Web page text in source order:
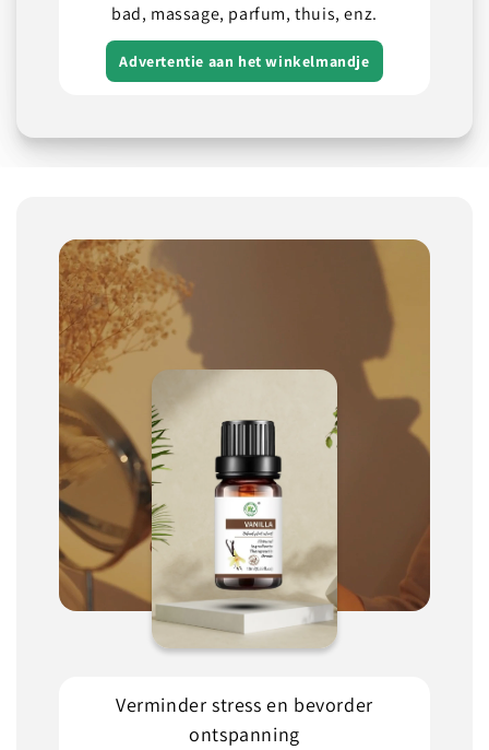
bad, massage, parfum, thuis, enz.
Advertentie aan het winkelmandje
Verminder stress en bevorder
ontspanning